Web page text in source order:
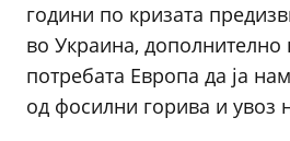
години по кризата
во Украина, дополнително
потребата Европа да ја
од фосилни горива и увоз